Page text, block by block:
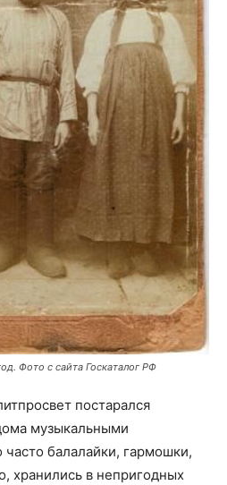
Фото с сайта Госкаталог РФ
постарался
музыкальными
балалайки, гармошки,
хранились в непригодных